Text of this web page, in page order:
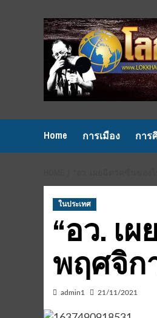
Home การเมือง การ
ในประเทศ
“อว. เ
พฤศจิก
admin1 21/11/2021